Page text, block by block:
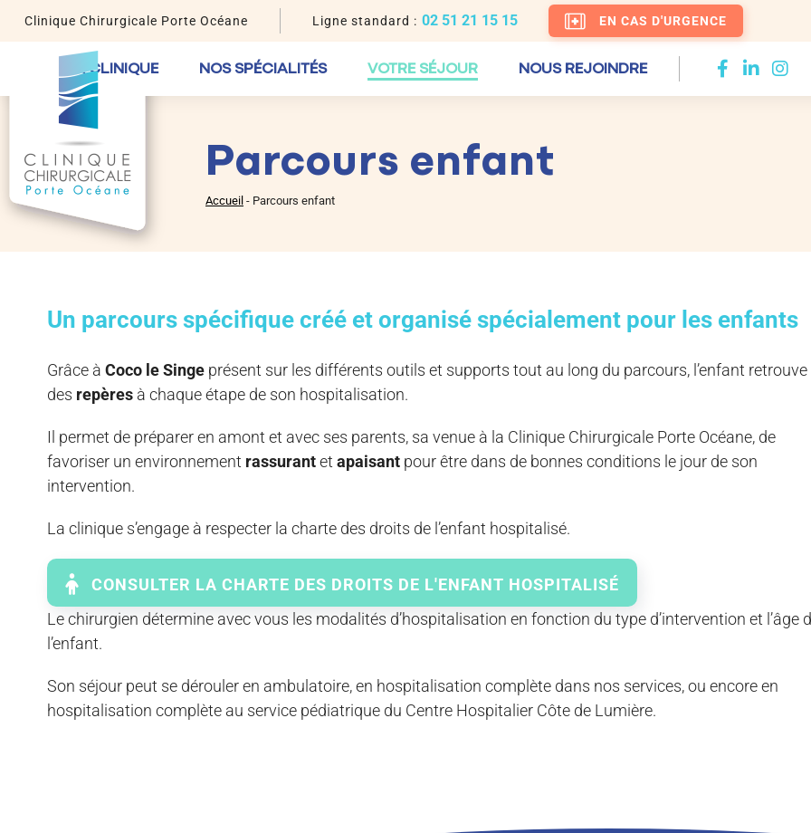
Clinique Chirurgicale Porte Océane Ligne standard : 02 51 21 15 15 EN CAS D'URGENCE
LA CLINIQUE NOS SPÉCIALITÉS VOTRE SÉJOUR NOUS REJOINDRE
Parcours enfant
Accueil - Parcours enfant
Un parcours spécifique créé et organisé spécialement pour les enfants
Grâce à Coco le Singe présent sur les différents outils et supports tout au long du parcours, l’enfant retrouve
des repères à chaque étape de son hospitalisation.
Il permet de préparer en amont et avec ses parents, sa venue à la Clinique Chirurgicale Porte Océane, de
favoriser un environnement rassurantetapaisant pour être dans de bonnes conditions le jour de son
intervention.
La clinique s’engage à respecter la charte des droits de l’enfant hospitalisé.
CONSULTER LA CHARTE DES DROITS DE L'ENFANT HOSPITALISÉ
Le chirurgien détermine avec vous les modalités d’hospitalisation en fonction du type d’intervention et l’âge
l’enfant.
Son séjour peut se dérouler en ambulatoire, en hospitalisation complète dans nos services, ou encore en
hospitalisation complète au service pédiatrique du Centre Hospitalier Côte de Lumière.